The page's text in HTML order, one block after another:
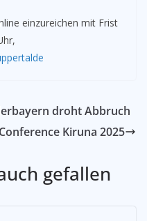
einzureichen mit Frist
droht Abbruch
Kiruna 2025
gefallen